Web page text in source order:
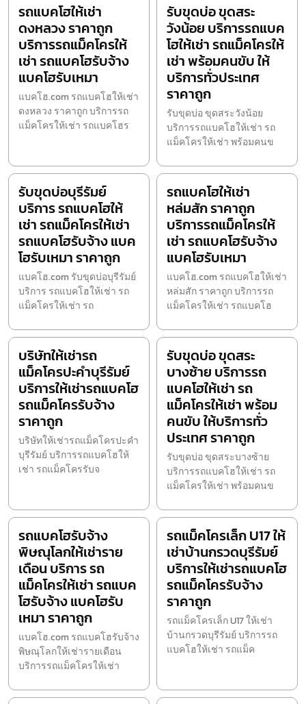
รถแบคโฮให้เช่า
ดงหลวง ราคาถูก
บริการรถแม็คโครให้
เช่า รถแบคโฮรับจ้าง
แบคโฮรับเหมา
แบคโฮ.com รถแบคโฮให้เช่า
ดงหลวง ราคาถูก บริการรถ
แม็คโครให้เช่า รถแบคโฮร
รับขุดบ่อ ขุดสระ
วังน้อย บริการรถแบค
โฮให้เช่า รถแม็คโครให้
เช่า พร้อมคนขับ ให้
บริการทั่วประเทศ
ราคาถูก
รับขุดบ่อ ขุดสระวังน้อย
บริการรถแบคโฮให้เช่า รถ
แม็คโครให้เช่า พร้อมคนข
รับขุดบ่อบุรีรัมย์
บริการ รถแบคโฮให้
เช่า รถแม็คโครให้เช่า
รถแบคโฮรับจ้าง แบค
โฮรับเหมา ราคาถูก
แบคโฮ.com รับขุดบ่อบุรีรัมย์
บริการ รถแบคโฮให้เช่า รถ
แม็คโครให้เช่า รถ
รถแบคโฮให้เช่า
หล่มสัก ราคาถูก
บริการรถแม็คโครให้
เช่า รถแบคโฮรับจ้าง
แบคโฮรับเหมา
แบคโฮ.com รถแบคโฮให้เช่า
หล่มสัก ราคาถูก บริการรถ
แม็คโครให้เช่า รถแบคโฮ
บริษัทให้เช่ารถ
แม็คโครปะคำบุรีรัมย์
บริการให้เช่ารถแบคโฮ
รถแม็คโครรับจ้าง
ราคาถูก
บริษัทให้เช่ารถแม็คโครปะคำ
บุรีรัมย์ บริการรถแบคโฮให้
เช่า รถแม็คโครรับจ
รับขุดบ่อ ขุดสระ
บางซ้าย บริการรถ
แบคโฮให้เช่า รถ
แม็คโครให้เช่า พร้อม
คนขับ ให้บริการทั่ว
ประเทศ ราคาถูก
รับขุดบ่อ ขุดสระบางซ้าย
บริการรถแบคโฮให้เช่า รถ
แม็คโครให้เช่า พร้อมคนข
รถแบคโฮรับจ้าง
พิษณุโลกให้เช่าราย
เดือน บริการ รถ
แม็คโครให้เช่า รถแบค
โฮรับจ้าง แบคโฮรับ
เหมา ราคาถูก
แบคโฮ.com รถแบคโฮรับจ้าง
พิษณุโลกให้เช่ารายเดือน
บริการรถแม็คโครให้เช่า
รถแม็คโครเล็ก U17 ให้
เช่าบ้านกรวดบุรีรัมย์
บริการให้เช่ารถแบคโฮ
รถแม็คโครรับจ้าง
ราคาถูก
รถแม็คโครเล็ก U17 ให้เช่า
บ้านกรวดบุรีรัมย์ บริการรถ
แบคโฮให้เช่า รถแม็ค